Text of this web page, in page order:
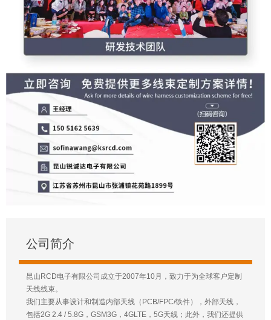
公司简介
昆山RCD电子有限公司成立于2007年10月，致力于为全球客户定制
天线线束。
我们主要从事设计和制造内部天线（PCB/FPC/铁件），外部天线，
包括2G 2.4 / 5.8G，GSM3G，4GLTE，5G天线；此外，我们还提供